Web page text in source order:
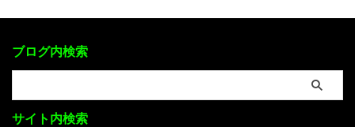
ブログ内検索
サイト内検索